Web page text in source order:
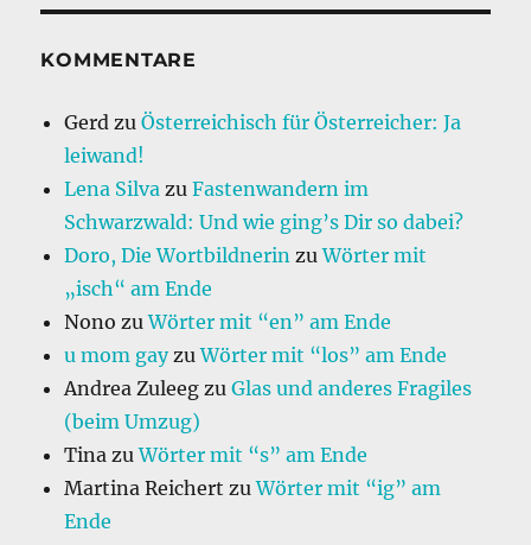
KOMMENTARE
Gerd zuÖsterreichisch für Österreicher: Ja
leiwand!
Lena Silva zuFastenwandern im
Schwarzwald: Und wie ging’s Dir so dabei?
Doro, Die Wortbildnerin zuWörter mit
„isch“ am Ende
Nono zuWörter mit “en” am Ende
u mom gayzuWörter mit “los” am Ende
Andrea Zuleeg zuGlas und anderes Fragiles
(beim Umzug)
Tina zuWörter mit “s” am Ende
Martina Reichert zuWörter mit “ig” am
Ende